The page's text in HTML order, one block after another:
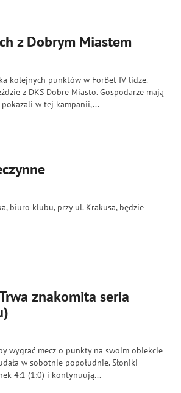
z Dobrym Miastem
kolejnych punktów w ForBet IV lidze.
z DKS Dobre Miasto. Gospodarze mają
w tej kampanii,...
biuro klubu, przy ul. Krakusa, będzie
znakomita seria
wygrać mecz o punkty na swoim obiekcie
w sobotnie popołudnie. Słoniki
4:1 (1:0) i kontynuują...